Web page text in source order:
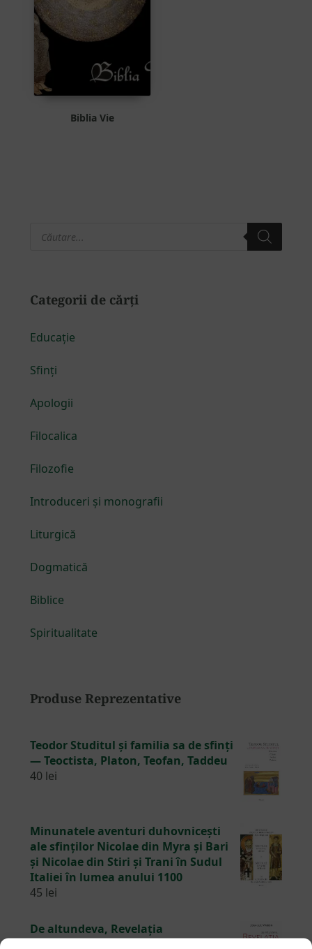
Biblia Vie
Bara
search
Categorii de cărți
Educație
Sfinți
Apologii
Filocalica
Filozofie
Introduceri și monografii
Liturgică
Dogmatică
Biblice
Spiritualitate
Produse Reprezentative
Teodor Studitul și familia sa de sfinți
— Teoctista, Platon, Teofan, Taddeu
40 lei
Minunatele aventuri duhovnicești
ale sfinților Nicolae din Myra și Bari
și Nicolae din Stiri și Trani în Sudul
Italiei în lumea anului 1100
45 lei
De altundeva, Revelația